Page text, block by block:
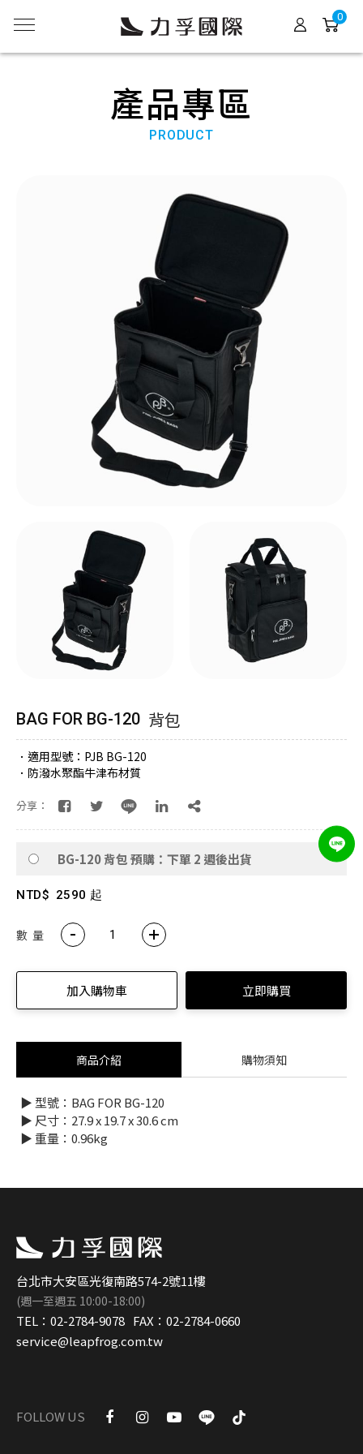
產品專區
PRODUCT
BAG FOR BG-120 背包
．適用型號：PJB BG-120
．防潑水聚酯牛津布材質
分享：
BG-120 背包 預購：下單 2 週後出貨
NTD$ 2590 起
數 量
加入購物車 立即購買
商品介紹 購物須知
▶︎ 型號：BAG FOR BG-120
▶︎ 尺寸：27.9 x 19.7 x 30.6 cm
▶︎ 重量：0.96kg
台北市大安區光復南路574-2號11樓
(週一至週五 10:00-18:00)
TEL： 02-2784-9078 FAX： 02-2784-0660
service@leapfrog.com.tw
FOLLOW US
0